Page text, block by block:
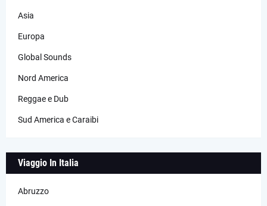
Asia
Europa
Global Sounds
Nord America
Reggae e Dub
Sud America e Caraibi
Viaggio In Italia
Abruzzo